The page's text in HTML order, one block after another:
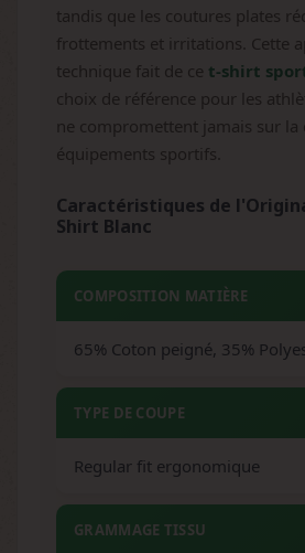
tandis que les coutures plates
frottements et irritations. Cette
technique fait de ce t-shirt
choix de référence pour les
ne compromettent jamais sur la
équipements sportifs.
Caractéristiques de
Shirt Blanc
COMPOSITION MATIÈRE
65% Coton peigné, 35%
TYPE DE COUPE
Regular fit ergonomique
GRAMMAGE TISSU